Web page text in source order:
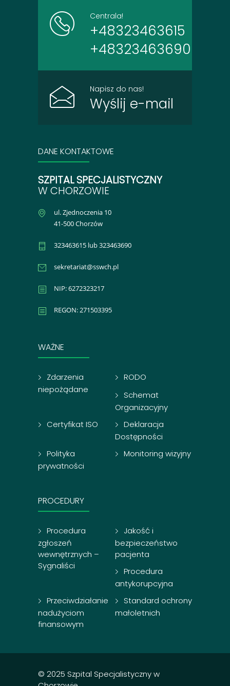
Centrala!
+48323463615
+48323463690
Napisz do nas!
Wyślij e-mail
DANE KONTAKTOWE
SZPITAL SPECJALISTYCZNY
W CHORZOWIE
ul. Zjednoczenia 10
41-500 Chorzów
323463615 lub 323463690
sekretariat@sswch.pl
NIP: 6272323217
REGON: 271503395
WAŻNE
Zdarzenia
niepożądane
RODO
Schemat
Organizacyjny
Certyfikat ISO
Deklaracja
Dostępności
Polityka
prywatności
Monitoring wizyjny
PROCEDURY
Procedura
zgłoszeń
wewnętrznych –
Sygnaliści
Jakość i
bezpieczeństwo
pacjenta
Procedura
antykorupcyjna
Przeciwdziałanie
nadużyciom
finansowym
Standard ochrony
małoletnich
© 2025 Szpital Specjalistyczny w